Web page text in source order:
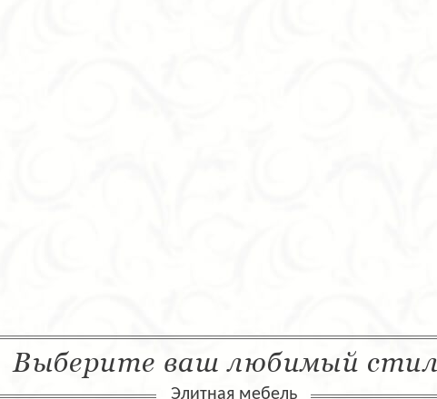
Выберите ваш любимый
Элитная мебель